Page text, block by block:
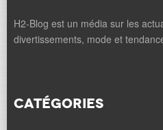
H2-Blog est un média sur les
divertissements, mode et
CATÉGORIES